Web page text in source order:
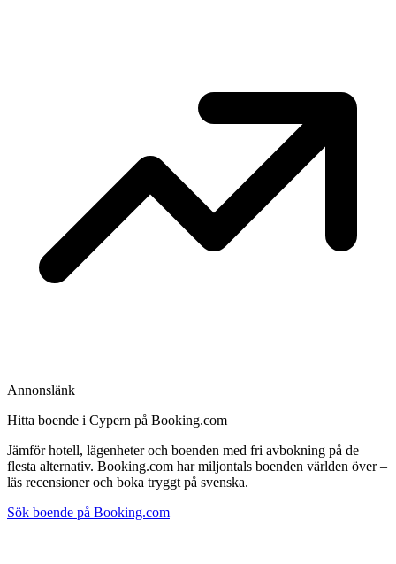
Annonslänk
Hitta boende i Cypern på Booking.com
Jämför hotell, lägenheter och boenden med fri avbokning på de
flesta alternativ. Booking.com har miljontals boenden världen över –
läs recensioner och boka tryggt på svenska.
Sök boende på Booking.com